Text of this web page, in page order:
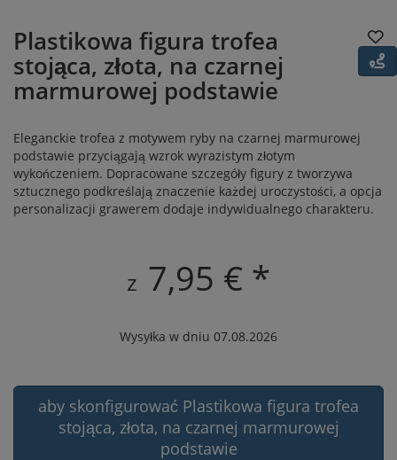
Plastikowa figura trofea
stojąca, złota, na czarnej
marmurowej podstawie
Eleganckie trofea z motywem ryby na czarnej marmurowej
podstawie przyciągają wzrok wyrazistym złotym
wykończeniem. Dopracowane szczegóły figury z tworzywa
sztucznego podkreślają znaczenie każdej uroczystości, a opcja
personalizacji grawerem dodaje indywidualnego charakteru.
z 7,95 € *
Wysyłka w dniu 07.08.2026
aby skonfigurować Plastikowa figura trofea
stojąca, złota, na czarnej marmurowej
podstawie